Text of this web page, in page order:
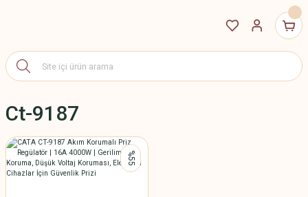
Ct-9187
%55